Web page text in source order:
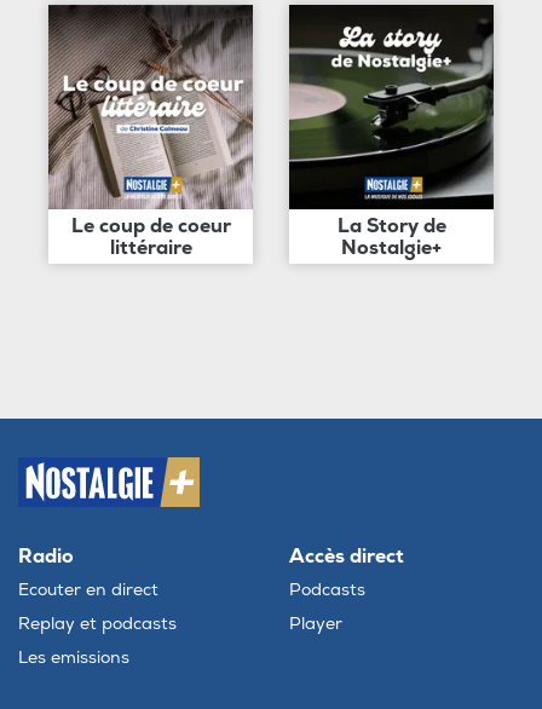
Le coup de coeur
littéraire
La Story de
Nostalgie+
Radio
Ecouter en direct
Replay et podcasts
Les emissions
Accès direct
Podcasts
Player